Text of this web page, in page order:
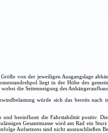
von der jeweiligen Ausgangslage
liegt in der Höhe des
die Seitenneigung des
würde sich das bereits
beeinflusst die Fahrstabilität positiv.
Gesamtmasse wird am Rad ein
Aufsetzens sind nicht auszuschließen